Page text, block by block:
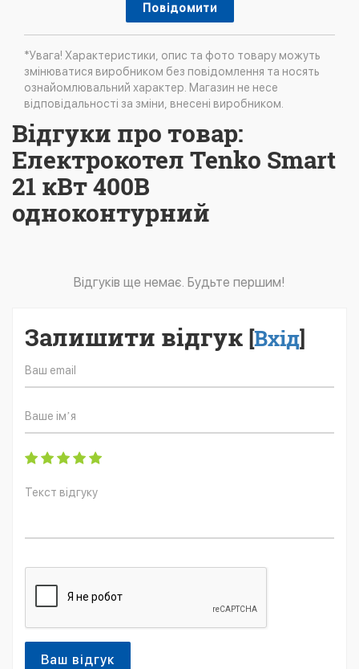
Повідомити
*Увага! Характеристики, опис та фото товару можуть
змінюватися виробником без повідомлення та носять
ознайомлювальний характер. Магазин не несе
відповідальності за зміни, внесені виробником.
Відгуки про товар:
Електрокотел Tenko Smart
21 кВт 400В
одноконтурний
Відгуків ще немає. Будьте першим!
Залишити відгук [Вхід]
Ваш відгук